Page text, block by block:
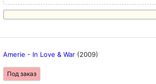
Amerie - In Love & War (2009)
Под заказ